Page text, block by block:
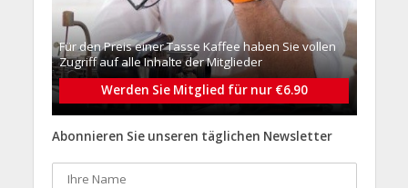
Für den Preis einer Tasse Kaffee haben Sie vollen
Zugriff auf alle Inhalte der Mitglieder
Werden Sie Mitglied für nur €6.90
Abonnieren Sie unseren täglichen Newsletter